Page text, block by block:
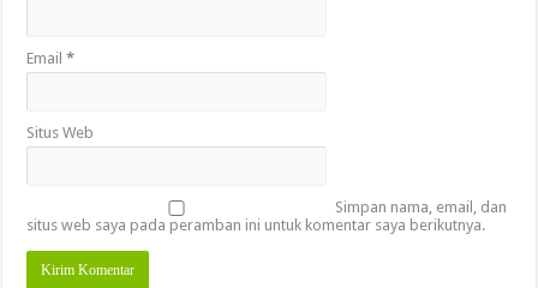
Email*
Situs Web
Simpan nama, email, dan
situs web saya pada peramban ini untuk komentar saya berikutnya.